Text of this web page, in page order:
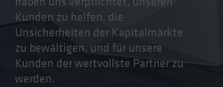
Japan - 日本
Latin America
Luxembourg and Other EMEA
Netherlands
New Zealand
Kunden zu helfen, die
Unsicherheiten der Kapitalmärkte
zu bewältigen, und für unsere
Kunden der wertvollste Partner zu
werden.